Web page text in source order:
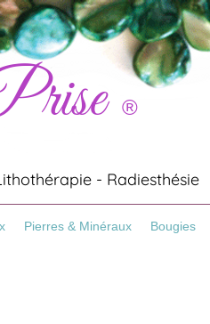
®
- Radiesthésie
Pierres & Minéraux Bougies